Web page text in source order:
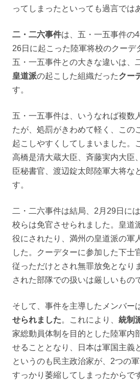
ってしまったといっても過言では
二・二六事件は、五・一五事件の
26日に起こった陸軍将校のクーデ
五・一五事件との大きな違いは、
皇道派の起こした組織だったクー
す。
五・一五事件は、いうなれば複数
たが、処罰がきわめて軽く、この
起こしやすくしてしまいました。
高橋是清大蔵大臣、斉藤実内大臣
臣秘書官、渡辺錠太郎陸軍大将な
す。
二・二六事件は結局、2月29日に
校らは免官させられました。皇道
役にされたり、満州の皇道派の軍
した。クーデターに参加した下士
従っただけとされ無罪放免となり
された部隊での扱いは厳しいもの
そして、事件を主導したメンバー
せられました。これにより、 統制
家総動員体制を目的とした陸軍内
せることとなり、日本は軍国主義
というのも民主政治家が、2つの
すっかり萎縮してしまったからで